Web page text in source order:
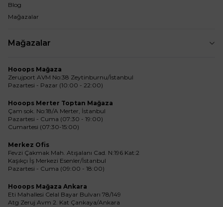
Blog
Mağazalar
Mağazalar
Hooops Mağaza
Zerujport AVM No:38 Zeytinburnu/İstanbul
Pazartesi - Pazar (10:00 - 22:00)
Hooops Merter Toptan Mağaza
Çam sok. No:18/A Merter, İstanbul
Pazartesi - Cuma (07:30 - 19:00)
Cumartesi (07:30-15:00)
Merkez Ofis
Fevzi Çakmak Mah. Atışalanı Cad. N:196 Kat:2
Kaşıkçı İş Merkezi Esenler/İstanbul
Pazartesi - Cuma (09:00 - 18:00)
Hooops Mağaza Ankara
Eti Mahallesi Celal Bayar Bulvarı 78/149
Atg Zeruj Avm 2. Kat Çankaya/Ankara